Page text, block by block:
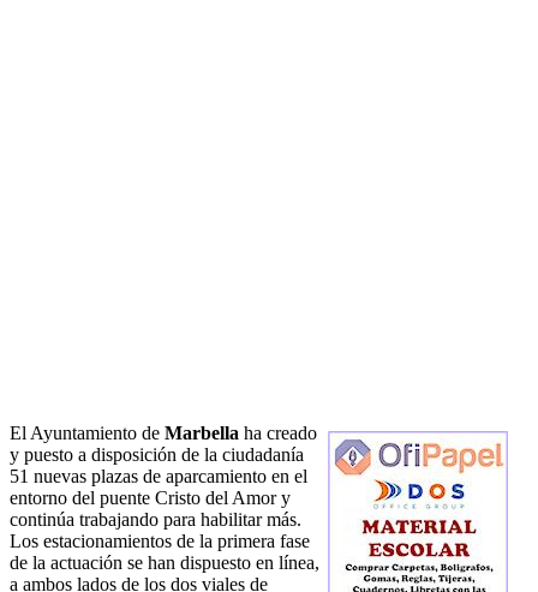
El Ayuntamiento de Marbella ha creado
y puesto a disposición de la ciudadanía
51 nuevas plazas de aparcamiento en el
entorno del puente Cristo del Amor y
continúa trabajando para habilitar más.
Los estacionamientos de la primera fase
de la actuación se han dispuesto en línea,
a ambos lados de los dos viales de